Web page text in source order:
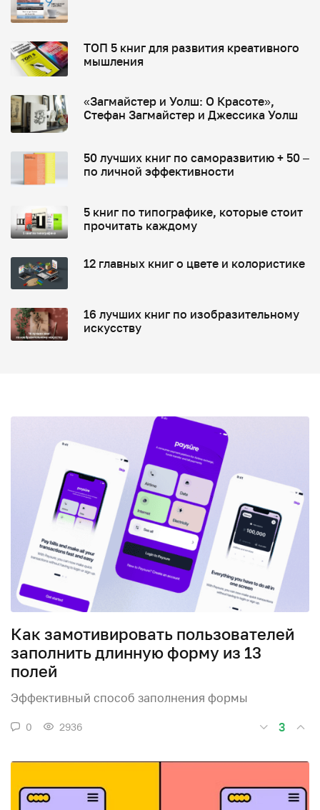
ТОП 5 книг для развития креативного
мышления
«Загмайстер и Уолш: О Красоте»,
Стефан Загмайстер и Джессика Уолш
50 лучших книг по саморазвитию + 50 –
по личной эффективности
5 книг по типографике, которые стоит
прочитать каждому
12 главных книг о цвете и колористике
16 лучших книг по изобразительному
искусству
Как замотивировать пользователей
заполнить длинную форму из 13
полей
Эффективный способ заполнения формы
0 2936 3